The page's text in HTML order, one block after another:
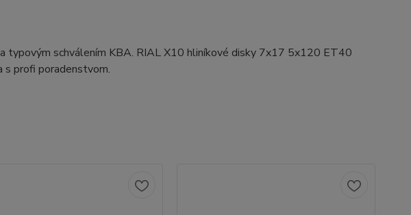
typovým schválením KBA. RIAL X10 hliníkové disky 7x17 5x120 ET40
s profi poradenstvom.